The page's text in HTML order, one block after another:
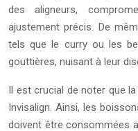
des aligneurs,
ajustement précis. De
tels que le curry ou les
gouttières, nuisant à leur
Il est crucial de noter que
Invisalign. Ainsi, les
doivent être consommées